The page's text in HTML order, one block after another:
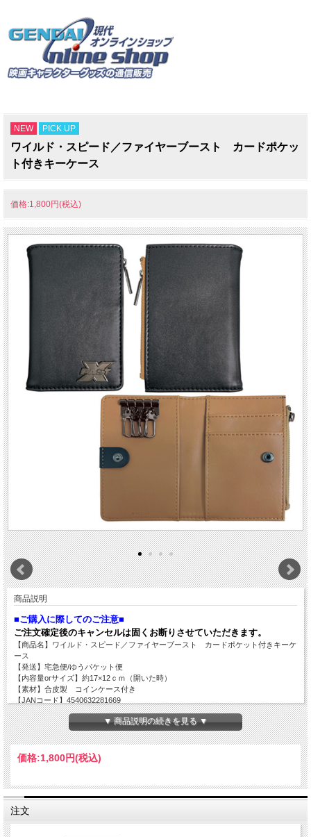
NEW PICK UP
ワイルド・スピード／ファイヤーブースト カードポケッ
ト付きキーケース
価格:1,800円(税込)
商品説明
■ご購入に際してのご注意■
ご注文確定後のキャンセルは固くお断りさせていただきます。
【商品名】ワイルド・スピード／ファイヤーブースト カードポケット付きキーケ
ース
【発送】宅急便/ゆうパケット便
【内容量orサイズ】約17×12ｃｍ（開いた時）
【素材】合皮製 コインケース付き
【JANコード】4540632281669
▼ 商品説明の続きを見る ▼
価格:1,800円(税込)
注文